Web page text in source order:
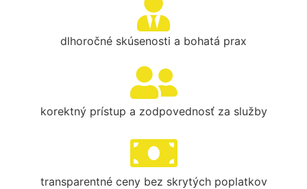
dlhoročné skúsenosti a bohatá prax
korektný prístup a zodpovednosť za služby
transparentné ceny bez skrytých poplatkov